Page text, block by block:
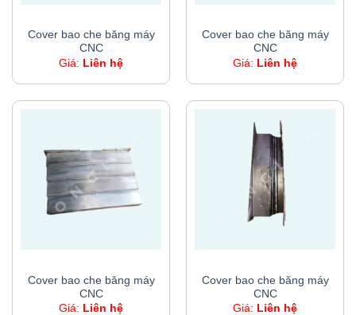
Cover bao che băng máy
CNC
Giá: Liên hệ
Cover bao che băng máy
CNC
Giá: Liên hệ
Cover bao che băng máy
CNC
Giá: Liên hệ
Cover bao che băng máy
CNC
Giá: Liên hệ